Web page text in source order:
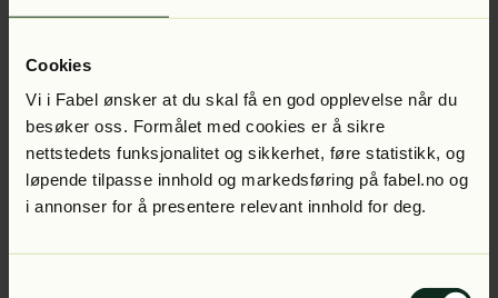
Cookies
Vi i Fabel ønsker at du skal få en god opplevelse når du
besøker oss. Formålet med cookies er å sikre
nettstedets funksjonalitet og sikkerhet, føre statistikk, og
løpende tilpasse innhold og markedsføring på fabel.no og
i annonser for å presentere relevant innhold for deg.